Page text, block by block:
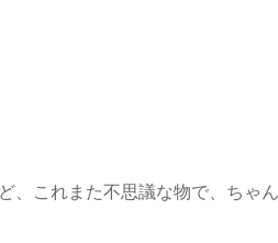
、これまた不思議な物で、ちゃ